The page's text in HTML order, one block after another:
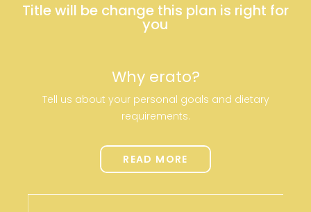
Title will be change this plan is right for
you
Why erato?
Tell us about your personal goals and dietary
requirements.
READ MORE